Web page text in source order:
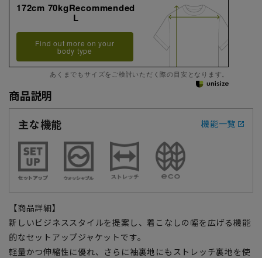
172cm 70kgRecommended
L
Find out more on your
body type
あくまでもサイズをご検討いただく際の目安となります。
商品説明
主な機能
機能一覧
【商品詳細】
新しいビジネススタイルを提案し、着こなしの幅を広げる機能
的なセットアップジャケットです。
軽量かつ伸縮性に優れ、さらに袖裏地にもストレッチ裏地を使